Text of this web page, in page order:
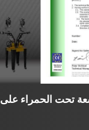
تحت الحمراء على